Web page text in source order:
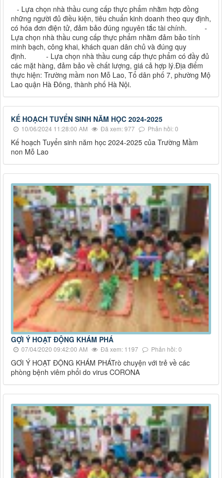
- Lựa chọn nhà thầu cung cấp thực phẩm nhằm hợp đồng
những người đủ điều kiện, tiêu chuẩn kinh doanh theo quy định,
có hóa đơn điện tử, đảm bảo đúng nguyên tắc tài chính. -
Lựa chọn nhà thầu cung cấp thực phẩm nhằm đảm bảo tính
minh bạch, công khai, khách quan dân chủ và đúng quy
định. - Lựa chọn nhà thầu cung cấp thực phẩm có đầy đủ
các mặt hàng, đảm bảo về chất lượng, giá cả hợp lý.Địa điểm
thực hiện: Trường mầm non Mỗ Lao, Tổ dân phố 7, phường Mộ
Lao quận Hà Đông, thành phố Hà Nội.
KẾ HOẠCH TUYỂN SINH NĂM HỌC 2024-2025
10/06/2024 11:28:00 AM Đã xem: 977 Phản hồi: 0
Kế hoạch Tuyển sinh năm học 2024-2025 của Trường Mầm
non Mỗ Lao
GỢI Ý HOẠT ĐỘNG KHÁM PHÁ
07/04/2020 09:42:00 AM Đã xem: 1197 Phản hồi: 0
GƠI Ý HOẠT ĐỘNG KHÁM PHÁTrò chuyện với trẻ về các
phòng bệnh viêm phổi do virus CORONA